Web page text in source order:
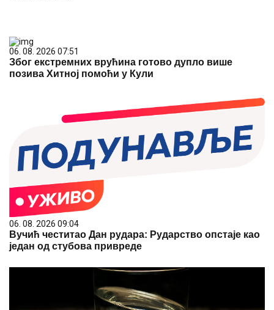
06. 08. 2026 07:51
Због екстремних врућина готово дупло више
позива Хитној помоћи у Кули
06. 08. 2026 09:04
Вучић честитао Дан рудара: Рударство опстаје као
један од стубова привреде